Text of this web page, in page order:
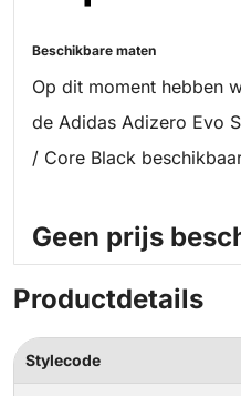
Beschikbare maten
Op dit moment hebben
de Adidas Adizero Evo
/ Core Black
Geen prijs
Productdetails
Stylecode